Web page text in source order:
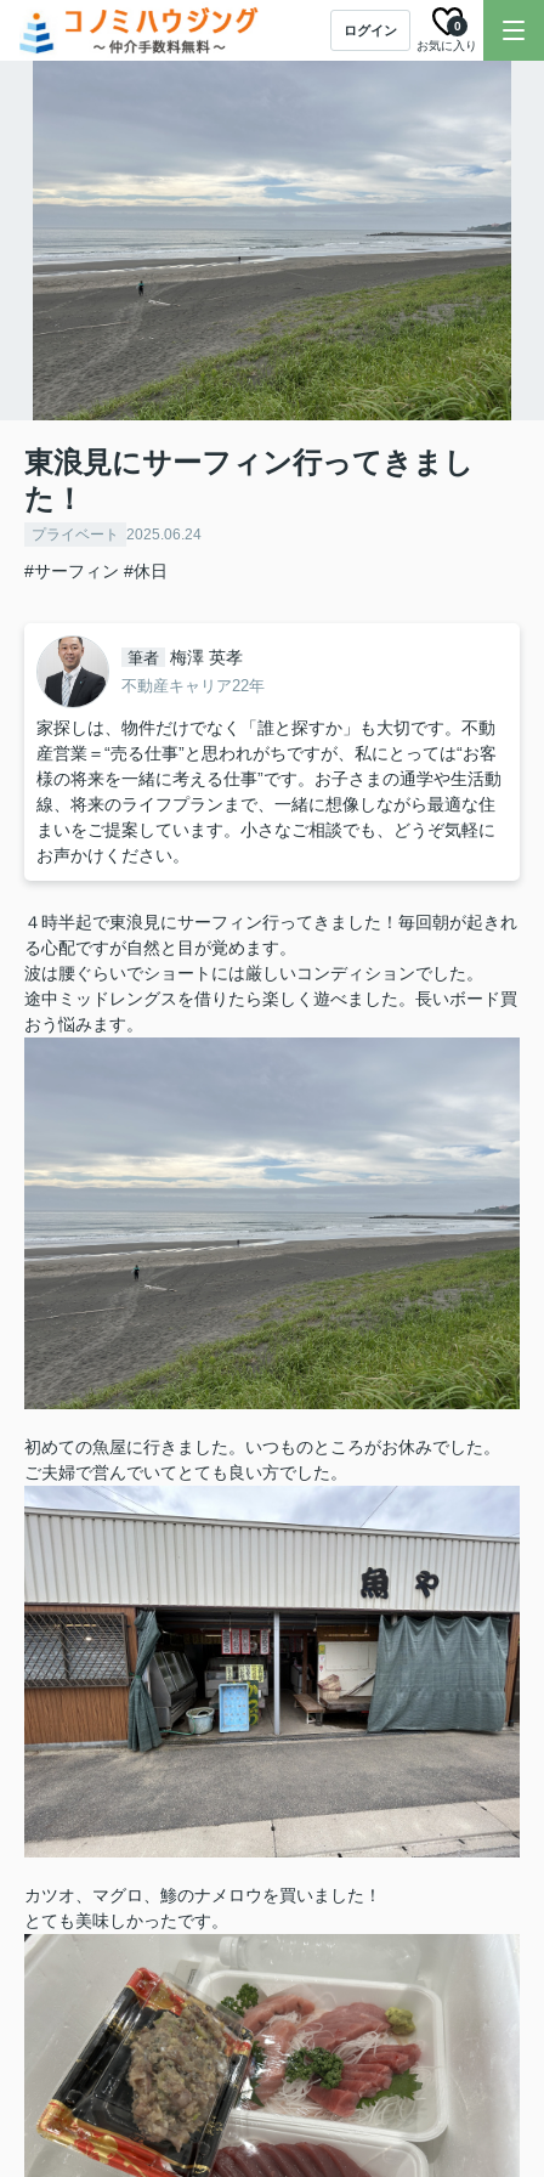
ログイン
お気に入り
0
東浪見にサーフィン行ってきまし
た！
プライベート 2025.06.24
#サーフィン #休日
筆者 梅澤 英孝
不動産キャリア22年
家探しは、物件だけでなく「誰と探すか」も大切です。不動
産営業＝“売る仕事”と思われがちですが、私にとっては“お客
様の将来を一緒に考える仕事”です。お子さまの通学や生活動
線、将来のライフプランまで、一緒に想像しながら最適な住
まいをご提案しています。小さなご相談でも、どうぞ気軽に
お声かけください。
４時半起で東浪見にサーフィン行ってきました！毎回朝が起きれ
る心配ですが自然と目が覚めます。
波は腰ぐらいでショートには厳しいコンディションでした。
途中ミッドレングスを借りたら楽しく遊べました。長いボード買
おう悩みます。
初めての魚屋に行きました。いつものところがお休みでした。
ご夫婦で営んでいてとても良い方でした。
カツオ、マグロ、鯵のナメロウを買いました！
とても美味しかったです。